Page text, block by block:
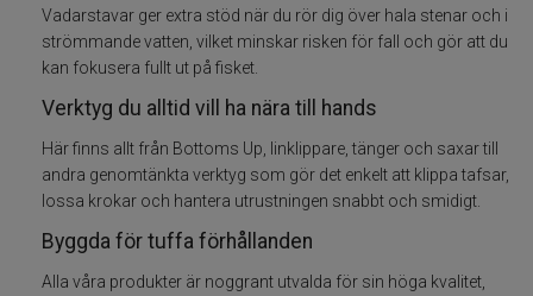
Flugfiskerullar
Flugfiskelinor
Flugfisketillbehör
Tafsar och tippet till flugfisket
Glasögon till fiske
Vadarstavar ger extra stöd när du rör dig över hala stenar och i
strömmande vatten, vilket minskar risken för fall och gör att du
kan fokusera fullt ut på fisket.
Verktyg du alltid vill ha nära till hands
Här finns allt från Bottoms Up, linklippare, tänger och saxar till
andra genomtänkta verktyg som gör det enkelt att klippa tafsar,
lossa krokar och hantera utrustningen snabbt och smidigt.
Byggda för tuffa förhållanden
Alla våra produkter är noggrant utvalda för sin höga kvalitet,